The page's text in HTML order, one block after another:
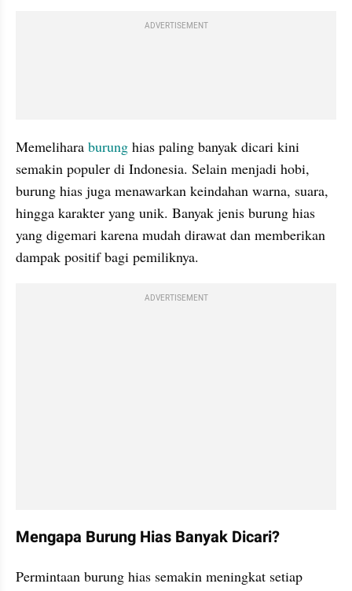
ADVERTISEMENT
Memelihara burung hias paling banyak dicari kini
semakin populer di Indonesia. Selain menjadi hobi,
burung hias juga menawarkan keindahan warna, suara,
hingga karakter yang unik. Banyak jenis burung hias
yang digemari karena mudah dirawat dan memberikan
dampak positif bagi pemiliknya.
ADVERTISEMENT
Mengapa Burung Hias Banyak Dicari?
Permintaan burung hias semakin meningkat setiap